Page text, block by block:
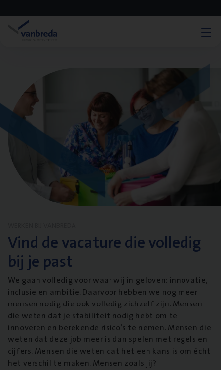
Vind de vacature die volledig
bij je past
We gaan volledig voor waar wij in geloven: innovatie,
inclusie en ambitie. Daarvoor hebben we nog meer
mensen nodig die ook volledig zichzelf zijn. Mensen
die weten dat je stabiliteit nodig hebt om te
innoveren en berekende risico’s te nemen. Mensen die
weten dat deze job meer is dan spelen met regels en
cijfers. Mensen die weten dat het een kans is om écht
het verschil te maken. Mensen zoals jij?